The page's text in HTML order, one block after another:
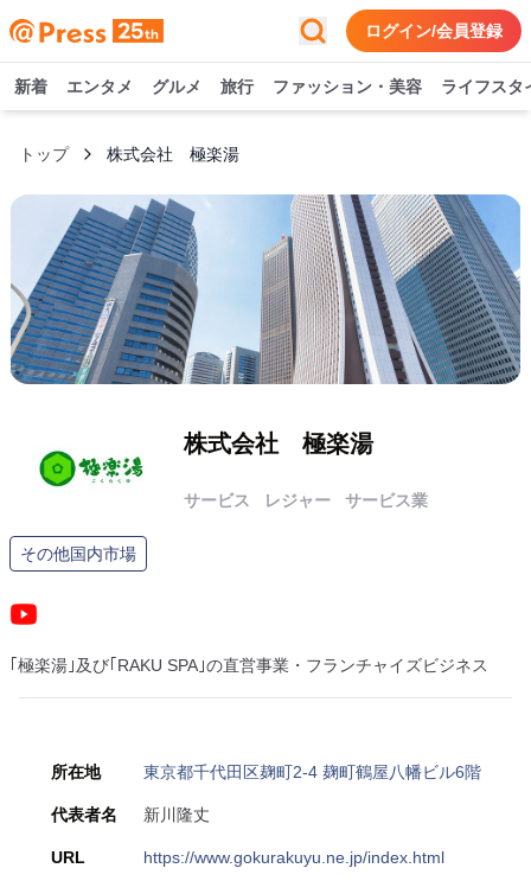
ログイン/会員登録
新着 エンタメ グルメ 旅行 ファッション・美容 ライフスタ
トップ 株式会社 極楽湯
株式会社 極楽湯
サービス レジャー サービス業
その他国内市場
｢極楽湯｣及び｢RAKU SPA｣の直営事業・フランチャイズビジネス
所在地 東京都千代田区麹町2-4 麹町鶴屋八幡ビル6階
代表者名 新川隆丈
URL https://www.gokurakuyu.ne.jp/index.html